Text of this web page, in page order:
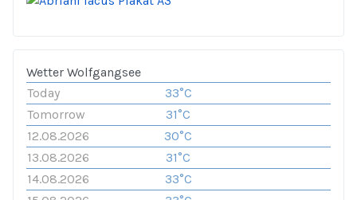
Wetter Wolfgangsee
Today
33°C
Tomorrow
31°C
12.08.2026
30°C
13.08.2026
31°C
14.08.2026
33°C